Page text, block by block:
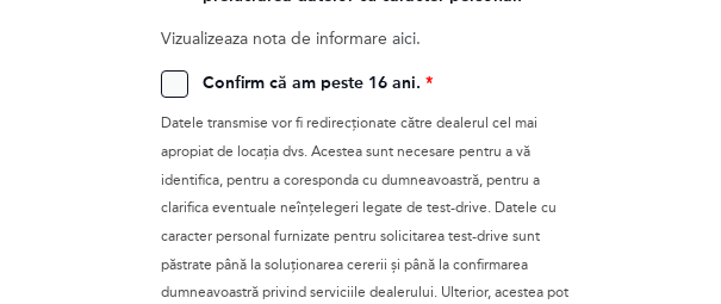
Vizualizeaza nota de informare aici.
Confirm că am peste 16 ani. *
Datele transmise vor fi redirecţionate către dealerul cel mai
apropiat de locația dvs. Acestea sunt necesare pentru a vă
identifica, pentru a coresponda cu dumneavoastră, pentru a
clarifica eventuale neînțelegeri legate de test-drive. Datele cu
caracter personal furnizate pentru solicitarea test-drive sunt
păstrate până la soluționarea cererii și până la confirmarea
dumneavoastră privind serviciile dealerului. Ulterior, acestea pot